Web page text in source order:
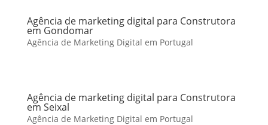
Agência de marketing digital para Construtora
em Gondomar
Agência de Marketing Digital em Portugal
Agência de marketing digital para Construtora
em Seixal
Agência de Marketing Digital em Portugal